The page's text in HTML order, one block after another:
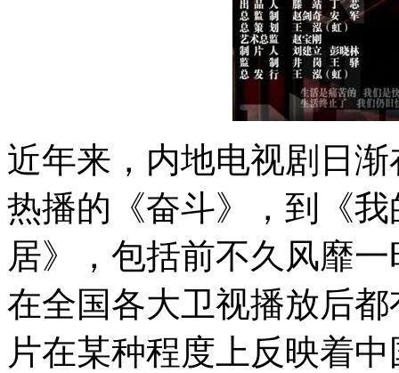
近年来，内地电视剧日
热播的《奋斗》，到《
居》，包括前不久风靡
在全国各大卫视播放后
片在某种程度上反映着